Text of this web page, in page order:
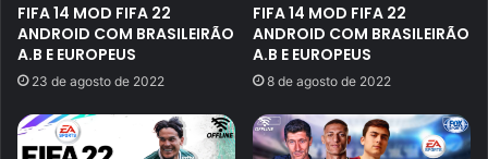
FIFA 14 MOD FIFA 22
ANDROID COM BRASILEIRÃO
A.B E EUROPEUS
23 de agosto de 2022
FIFA 14 MOD FIFA 22
ANDROID COM BRASILEIRÃO
A.B E EUROPEUS
8 de agosto de 2022